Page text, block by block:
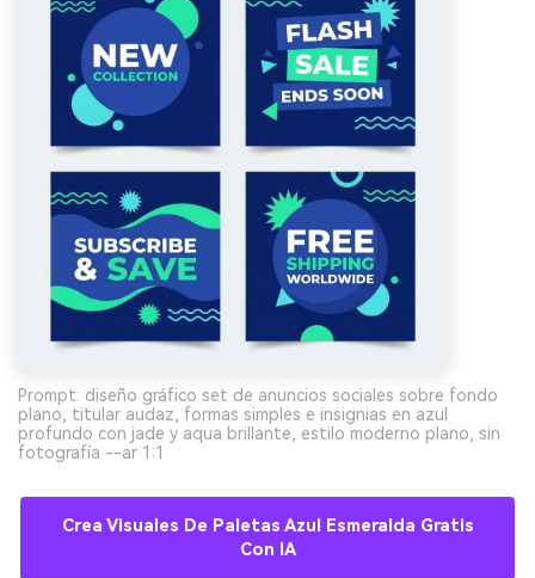
Prompt: diseño gráfico set de anuncios sociales sobre fondo
plano, titular audaz, formas simples e insignias en azul
profundo con jade y aqua brillante, estilo moderno plano, sin
fotografía --ar 1:1
Crea Visuales De Paletas Azul Esmeralda Gratis
Con IA